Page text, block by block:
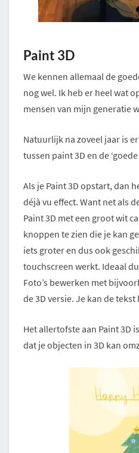
Paint 3D
We kennen allemaal de
nog wel. Ik heb er heel wat
mensen van mijn generatie
Natuurlijk na zoveel jaar is
tussen paint 3D en de
Als je Paint 3D opstart, dan
déjà vu effect. Want net als
Paint 3D met een groot wit
knoppen te zien die je kan
iets groter en dus ook
touchscreen werkt. Ideaal
Foto’s bewerken met
de 3D versie. Je kan de
Het allertofste aan Paint 3D
dat je objecten in 3D kan